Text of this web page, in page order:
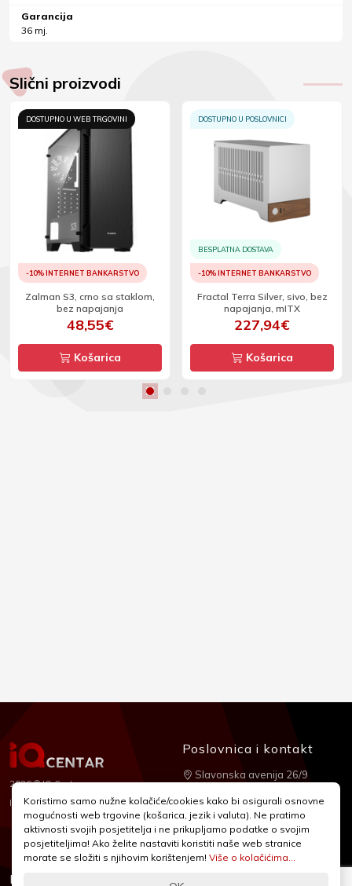
Garancija
36 mj.
Slični proizvodi
DOSTUPNO U WEB TRGOVINI
-10% INTERNET BANKARSTVO
Zalman S3, crno sa staklom,
bez napajanja
48,55€
Košarica
DOSTUPNO U POSLOVNICI
BESPLATNA DOSTAVA
-10% INTERNET BANKARSTVO
Fractal Terra Silver, sivo, bez
napajanja, mITX
227,94€
Košarica
2026 © IQ Centar
Izrada:Nubilus
Informacije Podrška
Poslovnica i kontakt
Slavonska avenija 26/9
+385 1 2455 950
webshop@iqcentar.hr
Pon - Pet od 9 - 17h
Koristimo samo nužne kolačiće/cookies kako bi osigurali osnovne
mogućnosti web trgovine (košarica, jezik i valuta). Ne pratimo
aktivnosti svojih posjetitelja i ne prikupljamo podatke o svojim
posjetiteljima! Ako želite nastaviti koristiti naše web stranice
morate se složiti s njihovim korištenjem! Više o kolačićima...